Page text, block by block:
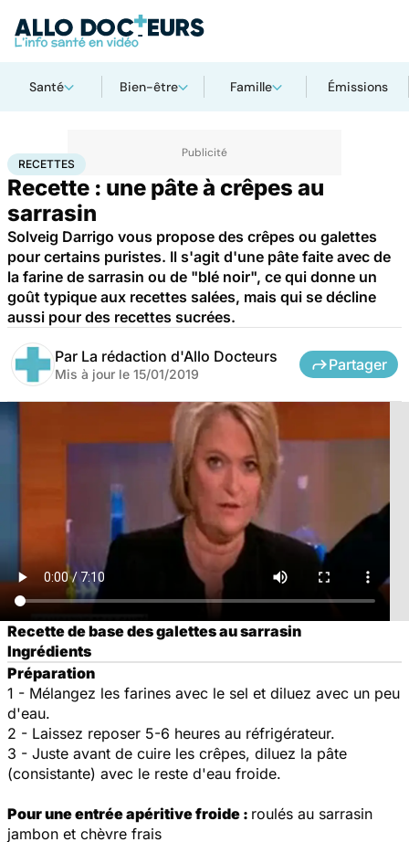
Santé Bien-être Famille Émissions
AccueilSantéRecettes
RECETTES
Recette : une pâte à crêpes au
sarrasin
Solveig Darrigo vous propose des crêpes ou galettes
pour certains puristes. Il s'agit d'une pâte faite avec de
la farine de sarrasin ou de "blé noir", ce qui donne un
goût typique aux recettes salées, mais qui se décline
aussi pour des recettes sucrées.
Par La rédaction d'Allo Docteurs
Mis à jour le 15/01/2019
Partager
Recette de base des galettes au sarrasin
Ingrédients
Préparation
1 - Mélangez les farines avec le sel et diluez avec un peu
d'eau.
2 - Laissez reposer 5-6 heures au réfrigérateur.
3 - Juste avant de cuire les crêpes, diluez la pâte
(consistante) avec le reste d'eau froide.
Pour une entrée apéritive froide : roulés au sarrasin
jambon et chèvre frais